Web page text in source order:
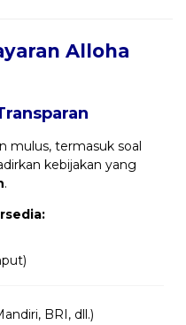
Alloha
mulus, termasuk soal
kebijakan yang
.
BRI, dll.)